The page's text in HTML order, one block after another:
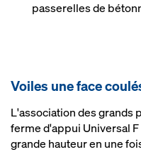
passerelles de
Voiles une face
L'association des grands
ferme d'appui Universal
grande hauteur en une